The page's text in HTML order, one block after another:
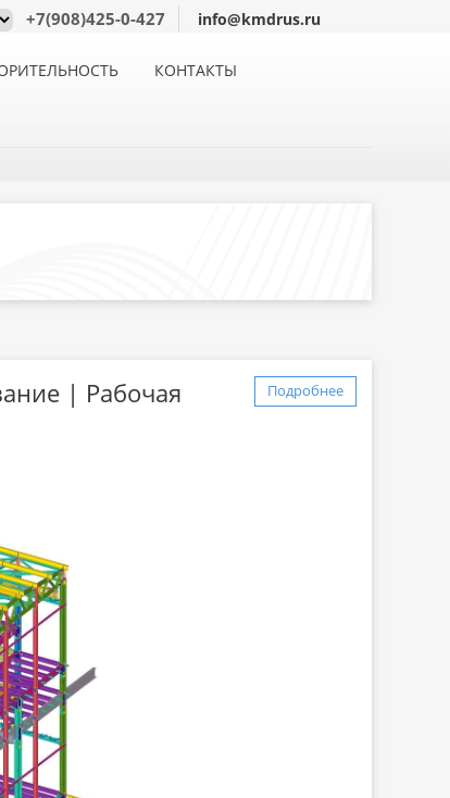
+7(908)425-0-427 info@kmdrus.ru
КОНТАКТЫ
Подробнее
| Рабочая